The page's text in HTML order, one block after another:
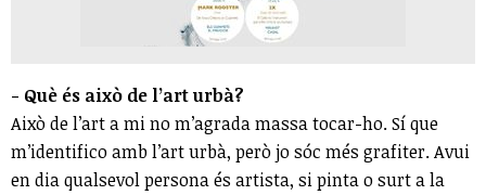
- Què és això de l’art urbà?
Això de l’art a mi no m’agrada massa tocar-ho. Sí que
m’identifico amb l’art urbà, però jo sóc més grafiter. Avui
en dia qualsevol persona és artista, si pinta o surt a la